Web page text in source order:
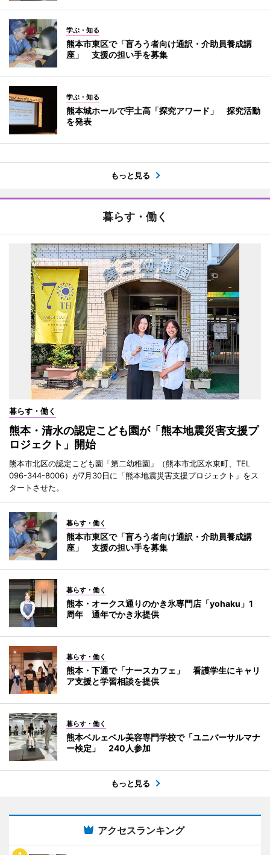
学ぶ・知る
熊本市東区で「盲ろう者向け通訳・介助員養成講
座」 支援の担い手を募集
学ぶ・知る
熊本城ホールで宇土高「探究アワード」 探究活動
を発表
もっと見る
暮らす・働く
暮らす・働く
熊本・清水の認定こども園が「熊本地震災害支援プ
ロジェクト」開始
熊本市北区の認定こども園「第二幼稚園」（熊本市北区水東町、TEL
096-344-8006）が7月30日に「熊本地震災害支援プロジェクト」をス
タートさせた。
暮らす・働く
熊本市東区で「盲ろう者向け通訳・介助員養成講
座」 支援の担い手を募集
暮らす・働く
熊本・オークス通りのかき氷専門店「yohaku」1
周年 通年でかき氷提供
暮らす・働く
熊本・下通で「ナースカフェ」 看護学生にキャリ
ア支援と学習相談を提供
暮らす・働く
熊本ベルェベル美容専門学校で「ユニバーサルマナ
ー検定」 240人参加
もっと見る
アクセスランキング